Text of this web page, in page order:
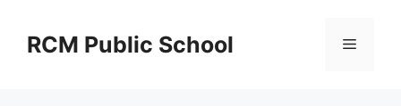
contentRCM Public School Menu